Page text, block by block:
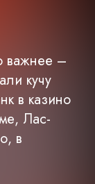
важнее –
кучу
в казино
Лас-
в